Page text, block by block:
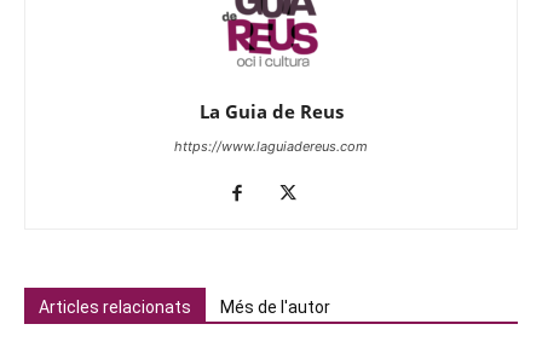
La Guia de Reus
https://www.laguiadereus.com
Articles relacionats Més de l'autor